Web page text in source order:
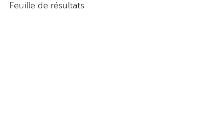
Feuille de résultats